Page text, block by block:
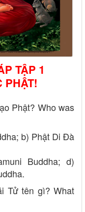
TẬP 1
PHẬT!
Phật? Who was
b) Phật Di Đà
Buddha; d)
Tử tên gì? What